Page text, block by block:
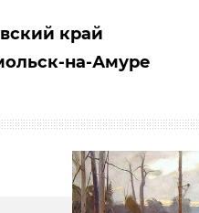
край
на-Амуре